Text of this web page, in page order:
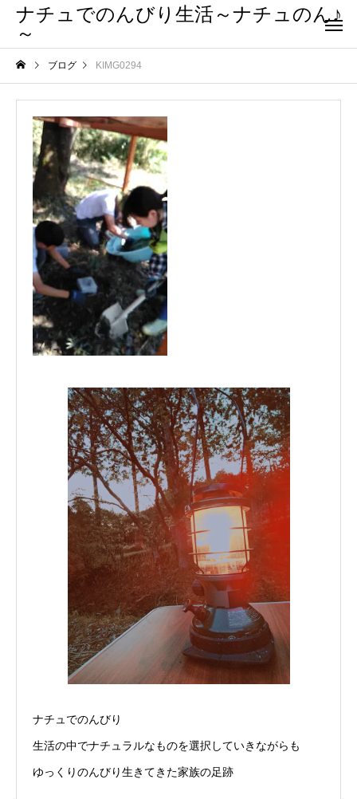
ナチュでのんびり生活～ナチュのん♪
～
ブログ KIMG0294
ナチュでのんびり
生活の中でナチュラルなものを選択していきながらも
ゆっくりのんびり生きてきた家族の足跡